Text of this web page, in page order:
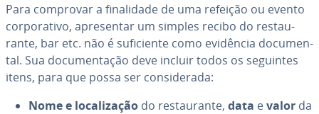
Para comprovar a fi­na­li­dade de uma refeição ou evento
cor­po­ra­tivo, apre­sen­tar um simples recibo do res­tau­
rante, bar etc. não é su­fi­ci­ente como evidência do­cu­men­
tal. Sua do­cu­men­ta­ção deve incluir todos os seguintes
itens, para que possa ser con­si­de­rada:
Nome e lo­ca­li­za­ção do res­tau­rante, data evalor da